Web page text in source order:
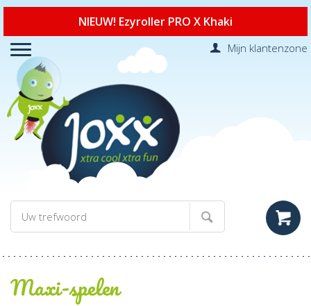
NIEUW! Ezyroller PRO X Khaki
Mijn klantenzone
Maxi-spelen